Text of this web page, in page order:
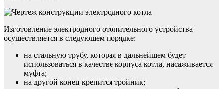
Изготовление электродного отопительного устройства
осуществляется в следующем порядке:
на стальную трубу, которая в дальнейшем будет
использоваться в качестве корпуса котла, насаживается
муфта;
на другой конец крепится тройник;